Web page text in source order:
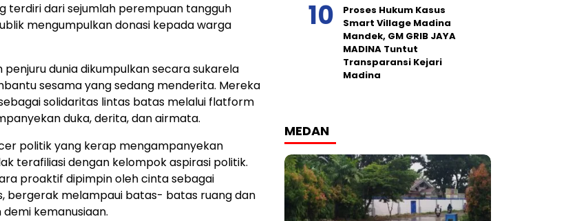
terdiri dari sejumlah perempuan tangguh
mengumpulkan donasi kepada warga
penjuru dunia dikumpulkan secara sukarela
sesama yang sedang menderita. Mereka
solidaritas lintas batas melalui flatform
duka, derita, dan airmata.
politik yang kerap mengampanyekan
terafiliasi dengan kelompok aspirasi politik.
proaktif dipimpin oleh cinta sebagai
bergerak melampaui batas- batas ruang dan
kemanusiaan.
Proses Hukum Kasus
Smart Village Madina
Mandek, GM GRIB JAYA
MADINA Tuntut
Transparansi Kejari
Madina
MEDAN